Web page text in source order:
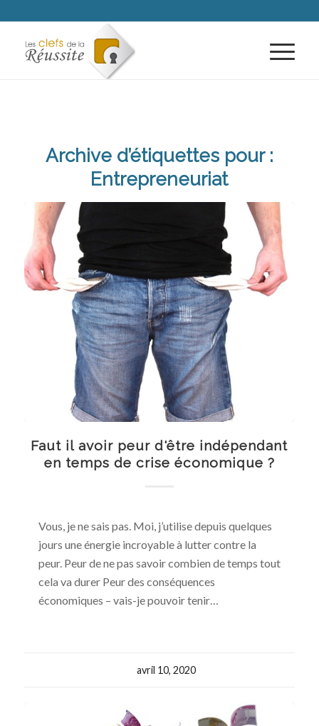
Archive d’étiquettes pour :
Entrepreneuriat
Faut il avoir peur d'être indépendant
en temps de crise économique ?
Vous, je ne sais pas. Moi, j’utilise depuis quelques
jours une énergie incroyable à lutter contre la
peur. Peur de ne pas savoir combien de temps tout
cela va durer Peur des conséquences
économiques – vais-je pouvoir tenir…
avril 10, 2020